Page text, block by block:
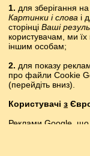
ДАНСЬКА
ЕРЗЯНСЬКА
ЕСПЕРАНТО
ЕСТОНСЬКА
ІСЛАНДСЬКА
ІСПАНСЬКА
ІТАЛІЙСЬКА
КАЗАХСЬКА
КАШУБСЬКА
1. для зберігання
Картинки і слова і
сторінці Ваші
користувачам, ми
іншим особам;
2. для показу
про файли Cookie
(перейдіть вниз).
Користувачі з
Реклами Google, що
cookie не
служать для